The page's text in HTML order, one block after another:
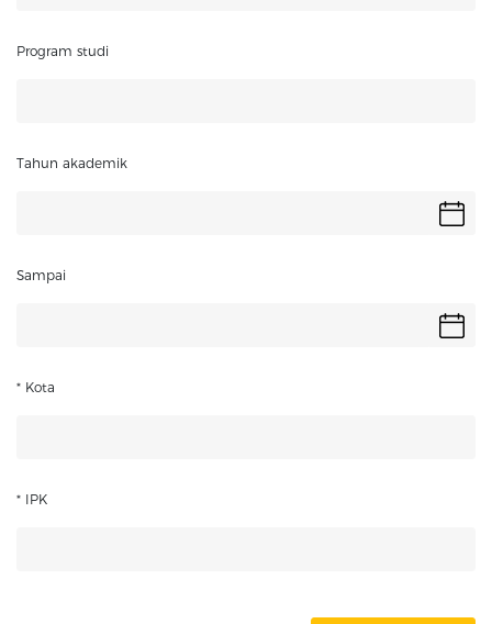
Program studi
Tahun akademik
Sampai
* Kota
* IPK